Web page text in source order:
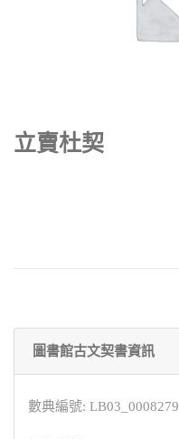
立賣杜契
圖書館古文契書資訊
數典編號: LB03_0008279